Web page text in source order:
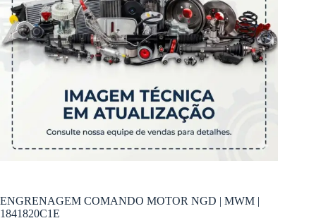
ENGRENAGEM COMANDO MOTOR NGD | MWM |
1841820C1E